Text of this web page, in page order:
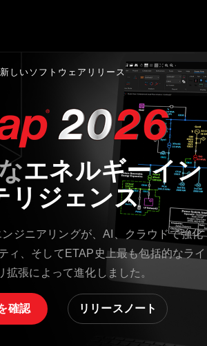
新しいソフトウェアリリース
エネルギーイン
リジェンス
ジニアリングが、AI、クラウドで強化
ィ、そしてETAP史上最も包括的なライ
拡張によって進化しました。
確認 リリースノート